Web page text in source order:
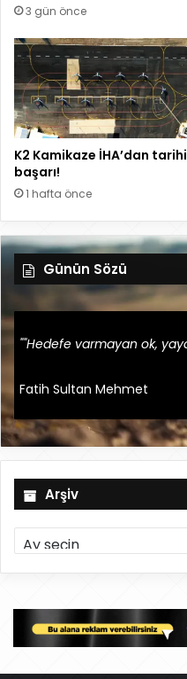
3 gün önce
K2 Kamikaze İHA’dan tarihi
başarı!
1 hafta önce
Günün Sözü
""Hedefe varmayan ok,
Fatih Sultan Mehmet
Arşiv
r
ş
v